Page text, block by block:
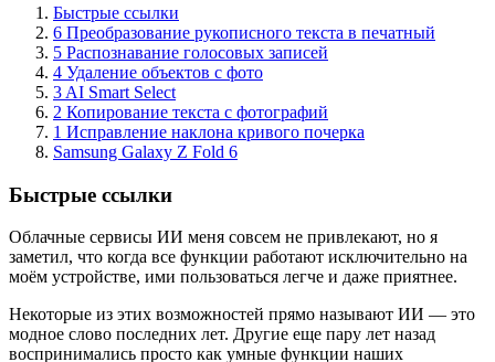
Быстрые ссылки
6 Преобразование рукописного текста в печатный
5 Распознавание голосовых записей
4 Удаление объектов с фото
3 AI Smart Select
2 Копирование текста с фотографий
1 Исправление наклона кривого почерка
Samsung Galaxy Z Fold 6
Быстрые ссылки
Облачные сервисы ИИ меня совсем не привлекают, но я
заметил, что когда все функции работают исключительно на
моём устройстве, ими пользоваться легче и даже приятнее.
Некоторые из этих возможностей прямо называют ИИ — это
модное слово последних лет. Другие еще пару лет назад
воспринимались просто как умные функции наших